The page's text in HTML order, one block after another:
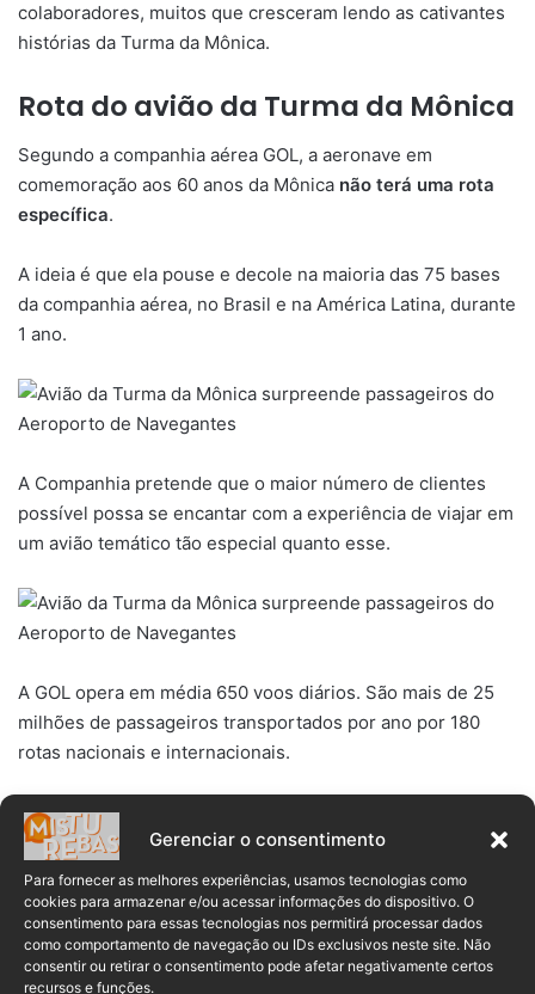
Gerenciar o consentimento
Para fornecer as melhores experiências, usamos tecnologias como
cookies para armazenar e/ou acessar informações do dispositivo. O
consentimento para essas tecnologias nos permitirá processar dados
como comportamento de navegação ou IDs exclusivos neste site. Não
consentir ou retirar o consentimento pode afetar negativamente certos
recursos e funções.
colaboradores, muitos que cresceram lendo as cativantes
histórias da Turma da Mônica.
Rota do avião da Turma da Mônica
Segundo a companhia aérea GOL, a aeronave em
comemoração aos 60 anos da Mônica não terá uma rota
específica.
A ideia é que ela pouse e decole na maioria das 75 bases
da companhia aérea, no Brasil e na América Latina, durante
1 ano.
A Companhia pretende que o maior número de clientes
possível possa se encantar com a experiência de viajar em
um avião temático tão especial quanto esse.
A GOL opera em média 650 voos diários. São mais de 25
milhões de passageiros transportados por ano por 180
rotas nacionais e internacionais.
Sobre a CCR Aeroportos
A CCR Aeroportos, Negócio do Grupo CCR, opera 20
aeroportos no mundo, firmando sua presença em quatro
países e nove estados brasileiros.
Com a recente expansão a empresa se consolidou como